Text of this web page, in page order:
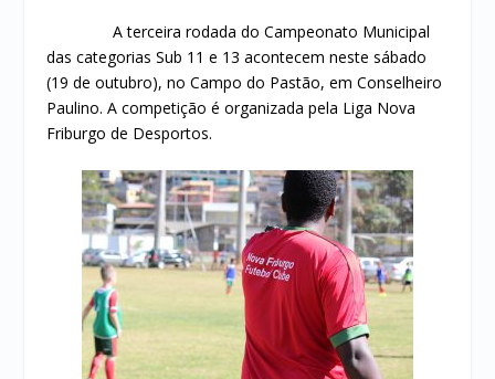
A terceira rodada do Campeonato Municipal
das categorias Sub 11 e 13 acontecem neste sábado
(19 de outubro), no Campo do Pastão, em Conselheiro
Paulino. A competição é organizada pela Liga Nova
Friburgo de Desportos.